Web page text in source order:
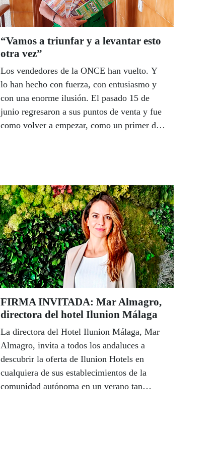
coronavirus para ayudar a las personas con
discapacidad y sus familias.
“Vamos a triunfar y a levantar esto
otra vez”
Los vendedores de la ONCE han vuelto. Y
lo han hecho con fuerza, con entusiasmo y
con una enorme ilusión. El pasado 15 de
junio regresaron a sus puntos de venta y fue
como volver a empezar, como un primer día
esperanza de dar pronto un premio a unos
clientes que, más que nunca, necesitan de la
ilusión de la ONCE. La imagen de las calles
vacías quedará ya grabada en las retinas de
la memoria de nuestra historia. La ONCE ha
vuelto.
FIRMA INVITADA: Mar Almagro,
directora del hotel Ilunion Málaga
La directora del Hotel Ilunion Málaga, Mar
Almagro, invita a todos los andaluces a
descubrir la oferta de Ilunion Hotels en
cualquiera de sus establecimientos de la
comunidad autónoma en un verano tan